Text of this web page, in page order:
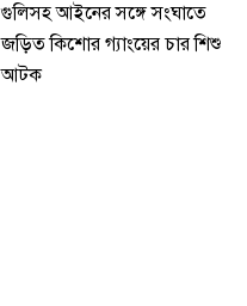
গুলিসহ আইনের সঙ্গে সংঘাতে
জড়িত কিশোর গ্যাংয়ের চার শিশু
আটক